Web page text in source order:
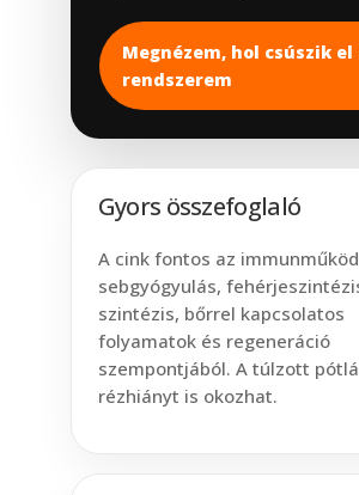
Megnézem, hol csúszik el
rendszerem
Gyors összefoglaló
A cink fontos az
sebgyógyulás,
szintézis, bőrrel kapcsolatos
folyamatok és regeneráció
szempontjából. A túlzott
rézhiányt is okozhat.